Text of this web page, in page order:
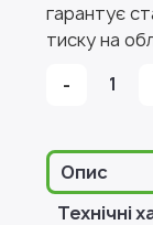
гарантує
тиску на
-
1
Опис
Технічні